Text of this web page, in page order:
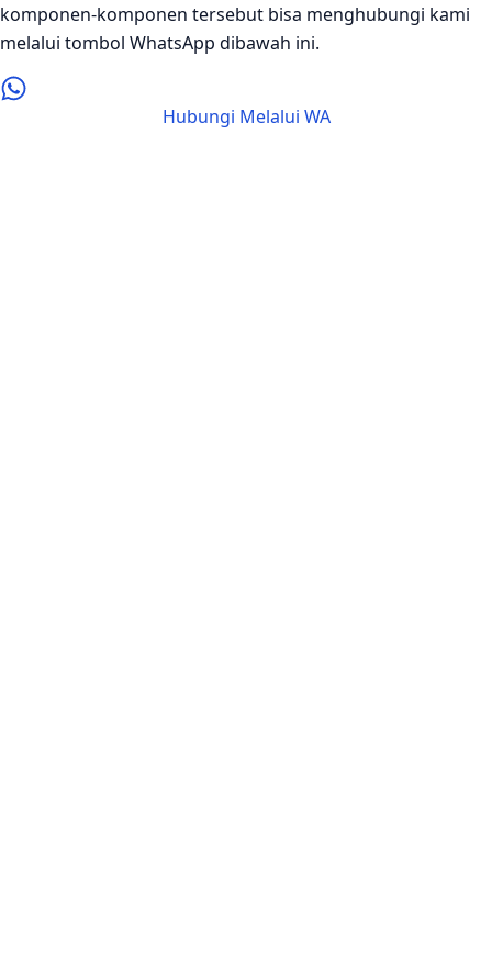
komponen-komponen tersebut bisa menghubungi kami
melalui tombol WhatsApp dibawah ini.
Hubungi Melalui WA